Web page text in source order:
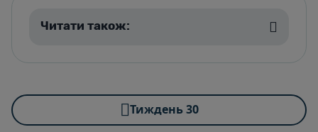
Читати також:
Тиждень 30